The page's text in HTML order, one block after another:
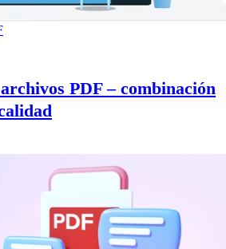
PDF – combinación